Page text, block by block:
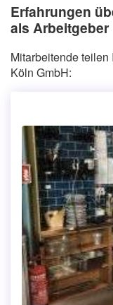
Erfahrungen
als Arbeitgeber
Mitarbeitende
Köln GmbH: